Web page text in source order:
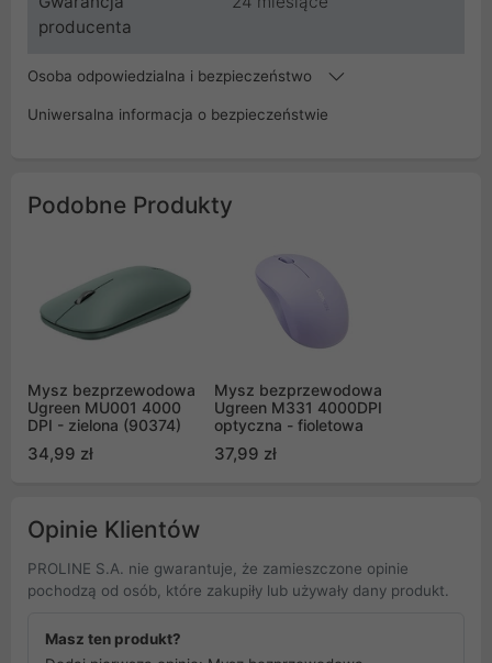
producenta
Osoba odpowiedzialna i bezpieczeństwo
Uniwersalna informacja o bezpieczeństwie
Podobne Produkty
Mysz bezprzewodowa
Ugreen MU001 4000
DPI - zielona (90374)
34,99 zł
Mysz bezprzewodowa
Ugreen M331 4000DPI
optyczna - fioletowa
37,99 zł
Opinie Klientów
PROLINE S.A. nie gwarantuje, że zamieszczone opinie
pochodzą od osób, które zakupiły lub używały dany produkt.
Masz ten produkt?